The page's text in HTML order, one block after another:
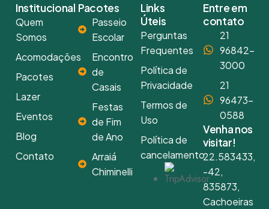
Institucional
Quem
Somos
Acomodações
Pacotes
Lazer
Eventos
Blog
Contato
Pacotes
Passeio
Escolar
Encontro
de
Casais
Festas
de Fim
de Ano
Arraiá
Chiminelli
Links
Úteis
Perguntas
Frequentes
Política de
Privacidade
Termos de
Uso
Política de
cancelamento
Entre em
contato
21
96842-
3000
21
96473-
0588
Venha nos
visitar!
22.583433,
-42,
835873,
Cachoeiras